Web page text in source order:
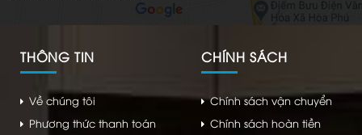
THÔNG TIN
Về chúng tôi
Phương thức thanh toán
CHÍNH SÁCH
Chính sách vận chuyển
Chính sách hoàn tiền